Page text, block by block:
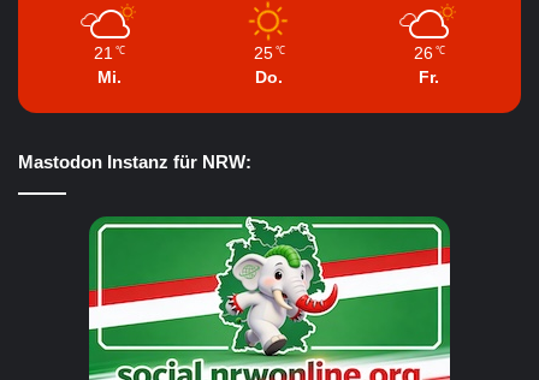
21 ℃
Mi.
25 ℃
Do.
26 ℃
Fr.
Mastodon Instanz für NRW: